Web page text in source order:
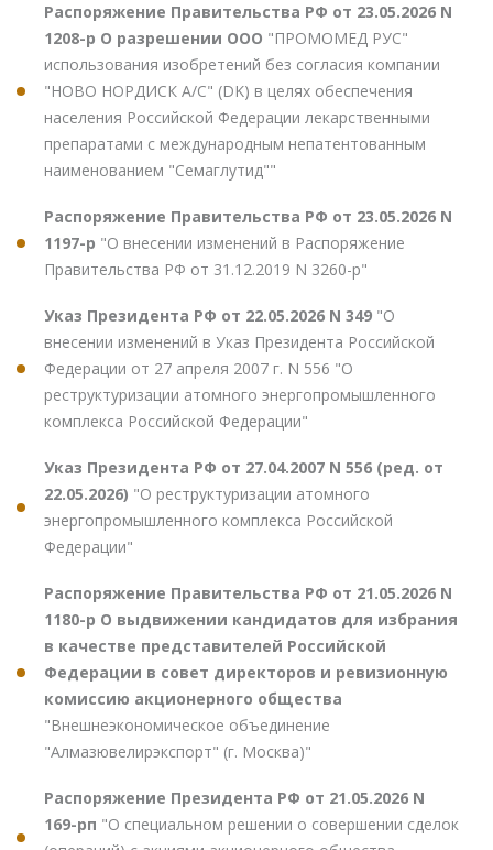
Распоряжение Правительства РФ от 23.05.2026 N
1208-р О разрешении ООО "ПРОМОМЕД РУС"
использования изобретений без согласия компании
"НОВО НОРДИСК А/С" (DK) в целях обеспечения
населения Российской Федерации лекарственными
препаратами с международным непатентованным
наименованием "Семаглутид""
Распоряжение Правительства РФ от 23.05.2026 N
1197-р "О внесении изменений в Распоряжение
Правительства РФ от 31.12.2019 N 3260-р"
Указ Президента РФ от 22.05.2026 N 349 "О
внесении изменений в Указ Президента Российской
Федерации от 27 апреля 2007 г. N 556 "О
реструктуризации атомного энергопромышленного
комплекса Российской Федерации"
Указ Президента РФ от 27.04.2007 N 556 (ред. от
22.05.2026) "О реструктуризации атомного
энергопромышленного комплекса Российской
Федерации"
Распоряжение Правительства РФ от 21.05.2026 N
1180-р О выдвижении кандидатов для избрания
в качестве представителей Российской
Федерации в совет директоров и ревизионную
комиссию акционерного общества
"Внешнеэкономическое объединение
"Алмазювелирэкспорт" (г. Москва)"
Распоряжение Президента РФ от 21.05.2026 N
169-рп "О специальном решении о совершении сделок